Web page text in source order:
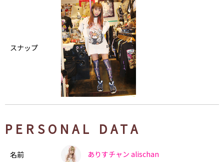
スナップ
PERSONAL DATA
名前 ありすチャン alischan